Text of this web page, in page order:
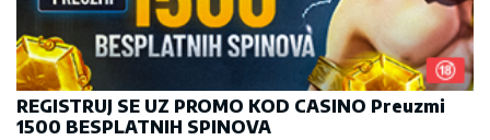
REGISTRUJ SE UZ PROMO KOD CASINO Preuzmi
1500 BESPLATNIH SPINOVA